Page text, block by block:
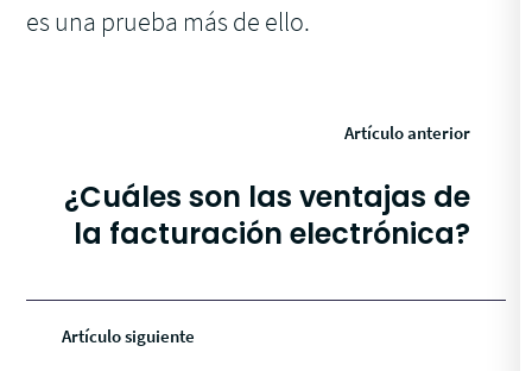
es una prueba más de ello.
Artículo anterior
¿Cuáles son las ventajas de
la facturación electrónica?
Artículo siguiente